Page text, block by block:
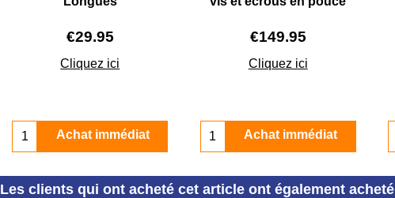
€29.95
Cliquez ici
Achat immédiat
€149.95
Cliquez ici
Achat immédiat
Les clients qui ont acheté cet article ont également acheté